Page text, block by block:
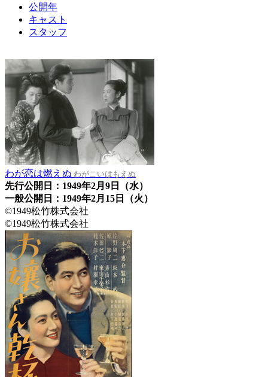
公開年
キャスト
スタッフ
わが恋は燃えぬ わがこいはもえぬ
先行公開日：1949年2月9日（水）
一般公開日：1949年2月15日（火）
©1949松竹株式会社
©1949松竹株式会社